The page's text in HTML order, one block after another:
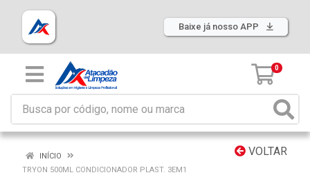
Baixe já nosso APP
0
VOLTAR
INÍCIO
TRYON 500ML CONDICIONADOR PLAST. 3EM1